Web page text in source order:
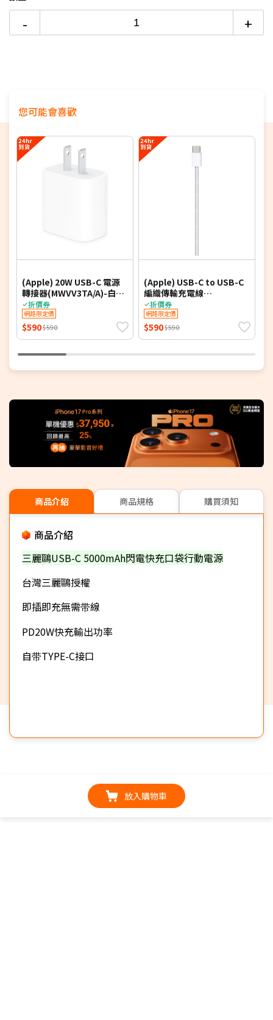
慮。
【高颜值】台灣三麗鷗授權，精致pu皮革，高雅簡
【安全第一】車規動力電芯，10项安全防護，保持手
【安全標章】通過BSMI國家認證合格R3H145
【航空標示】電池本體明確標示Wh值，放心帶出
- +
您可能會喜歡
(Apple) 20W USB-C 電源
轉接器(MWVV3TA/A)-白
Apple原廠
折價券
網路限定價
$590$590
(Apple) USB-C to USB-C
編織傳輸充電線
MW493FE/A 1M-白 Apple
原廠
折價券
網路限定價
$590$590
商品介紹 商品規格 購買須知
商品介紹
三麗鷗USB-C 5000mAh閃電快充口袋行動電源
台灣三麗鷗授權
即插即充無需带線
PD20W快充輸出功率
自带TYPE-C接口
放入購物車